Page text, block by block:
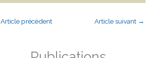
Article précédent Article suivant →